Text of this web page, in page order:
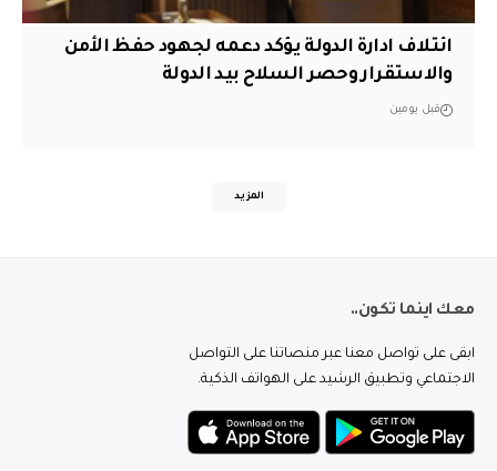
ائتلاف ادارة الدولة يؤكد دعمه لجهود حفظ الأمن
والاستقرار وحصر السلاح بيد الدولة
قبل يومين
المزيد
معك اينما تكون..
ابقى على تواصل معنا عبر منصاتنا على التواصل
الاجتماعي وتطبيق الرشيد على الهواتف الذكية.